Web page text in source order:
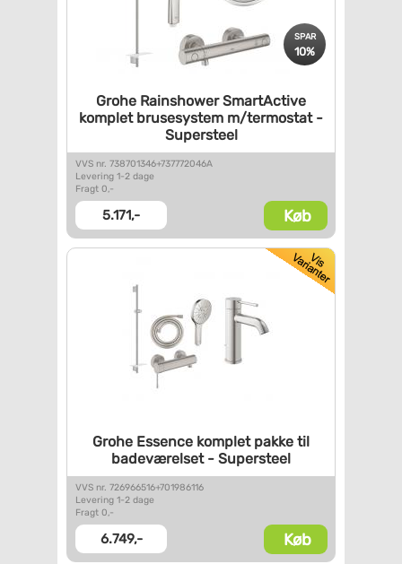
SPAR
10%
Grohe Rainshower SmartActive
komplet brusesystem m/termostat -
Supersteel
VVS nr. 738701346+737772046A
Levering 1-2 dage
Fragt 0,-
5.171,- Køb
Grohe Essence komplet pakke til
badeværelset - Supersteel
VVS nr. 726966516+701986116
Levering 1-2 dage
Fragt 0,-
6.749,- Køb